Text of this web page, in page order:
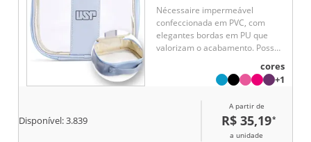
Nécessaire impermeável
confeccionada em PVC, com
elegantes bordas em PU que
valorizam o acabamento. Possui
facilitar o transporte e
fechamento em zíper,
armazenamento dos itens. Seus
puxadores em formato de
coração adicionam um toque
cores
+1
Disponível:3.839
A partir de
R$ 35,19*
a unidade